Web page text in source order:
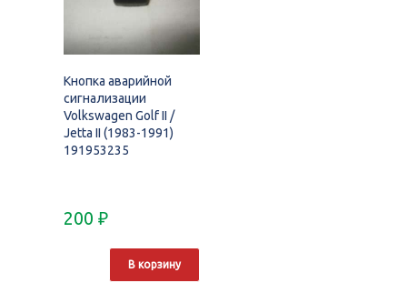
Кнопка аварийной
сигнализации
Volkswagen Golf II /
Jetta II (1983-1991)
191953235
200 ₽
В корзину